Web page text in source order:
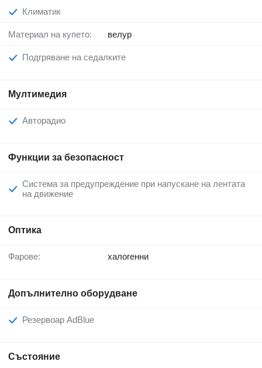
Климатик
Материал на купето: велур
Подгряване на седалките
Мултимедия
Авторадио
Функции за безопасност
Система за предупреждение при напускане на лентата
на движение
Оптика
Фарове: халогенни
Допълнително оборудване
Резервоар AdBlue
Състояние